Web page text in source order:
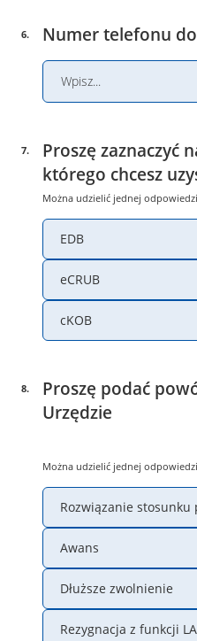
6. Numer telefonu
7.
Proszę zaznaczyć
którego chcesz
Można udzielić jednej
EDB
eCRUB
cKOB
8.
Proszę podać
Urzędzie
Można udzielić jednej
Rozwiązanie stosunku
Awans
Dłuższe zwolnienie
Rezygnacja z funkcji